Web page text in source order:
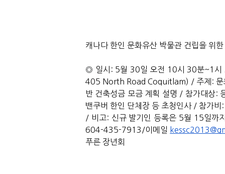
캐나다 한인 문화유산 박물관 건립을 위
◎ 일시: 5월 30일 오전 10시 30분~1시
405 North Road Coquitlam) / 주제: 문
반 건축성금 모금 계획 설명 / 참가대상:
밴쿠버 한인 단체장 등 초청인사 / 참가
/ 비고: 신규 발기인 등록은 5월 15일까
604-435-7913/이메일
푸른 장년회